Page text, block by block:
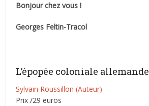
Bonjour chez vous !
Georges Feltin-Tracol
L’épopée coloniale allemande
Sylvain Roussillon (Auteur)
Prix /29 euros